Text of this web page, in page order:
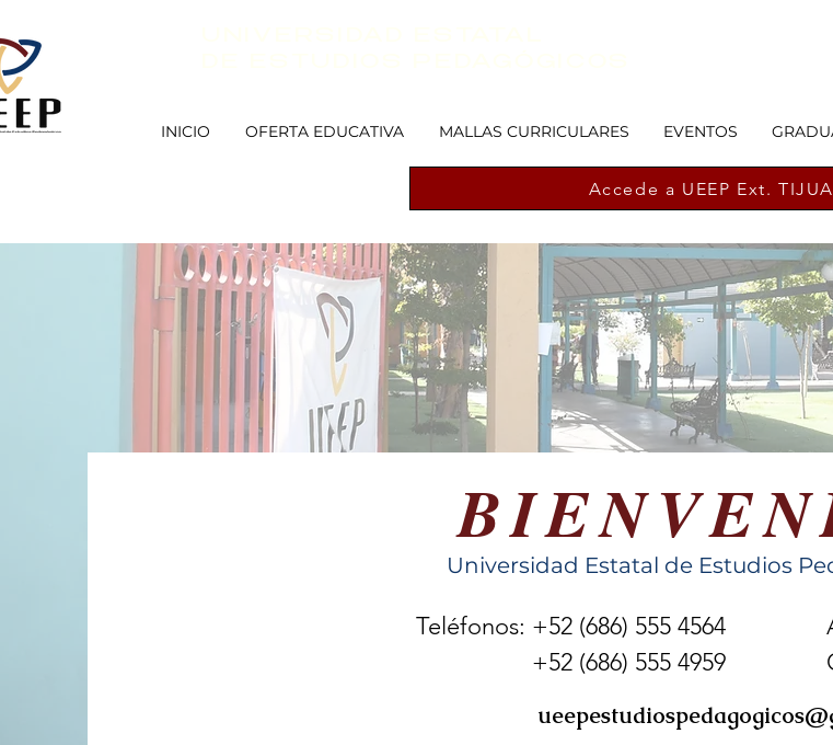
INICIO OFERTA EDUCATIVA MALLAS CURRICULARES EVENTOS
Accede a UEEP Ext.
Universidad Estatal de Estudios
Teléfonos: +52 (686) 555 4564
+52 (686) 555 4959